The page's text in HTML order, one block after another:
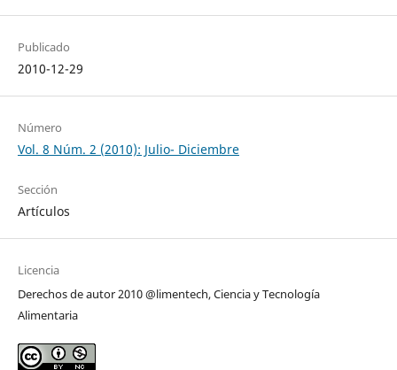
Publicado
2010-12-29
Número
Vol. 8 Núm. 2 (2010): Julio- Diciembre
Sección
Artículos
Licencia
Derechos de autor 2010 @limentech, Ciencia y Tecnología
Alimentaria